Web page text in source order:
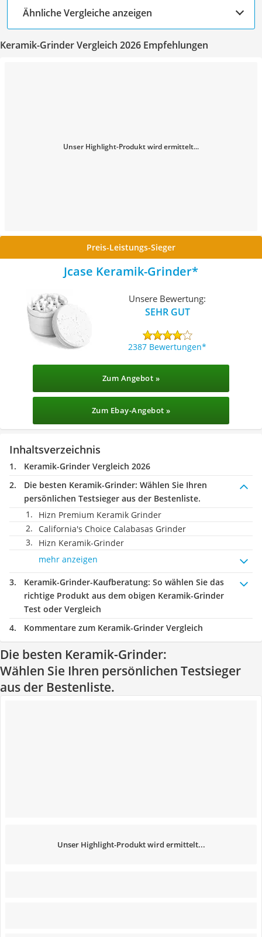
Ähnliche Vergleiche anzeigen
Keramik-Grinder Vergleich 2026 Empfehlungen
Unser Highlight-Produkt wird ermittelt...
Preis-Leistungs-Sieger
Jcase Keramik-Grinder
Unsere Bewertung:
SEHR GUT
2387 Bewertungen
Zum Angebot »
Zum Ebay-Angebot »
Inhaltsverzeichnis
Keramik-Grinder Vergleich 2026
Die besten Keramik-Grinder: Wählen Sie Ihren
persönlichen Testsieger aus der Bestenliste.
Hizn Premium Keramik Grinder
California's Choice Calabasas Grinder
Hizn Keramik-Grinder
mehr anzeigen
Keramik-Grinder-Kaufberatung: So wählen Sie das
richtige Produkt aus dem obigen Keramik-Grinder
Test oder Vergleich
Kommentare zum Keramik-Grinder Vergleich
Die besten Keramik-Grinder:
Wählen Sie Ihren persönlichen Testsieger
aus der Bestenliste.
Unser Highlight-Produkt wird ermittelt...